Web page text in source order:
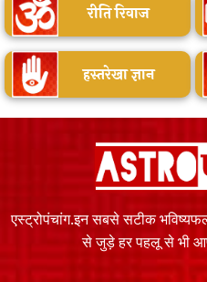
रीति रिवाज
हस्तरेखा ज्ञान
एस्ट्रोपंचांग.इन सबसे सटीक भविष्यफल
से जुड़े हर पहलू से भी